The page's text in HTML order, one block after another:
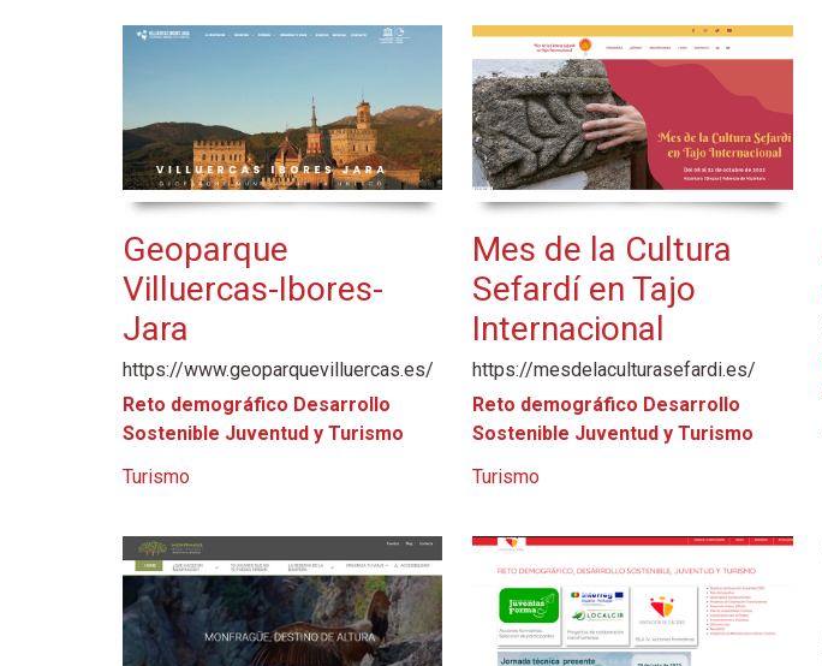
Geoparque
Villuercas-Ibores-
Jara
https://www.geoparquevilluercas.es/
Reto demográfico Desarrollo
Sostenible Juventud y Turismo
Turismo
Mes de la Cultura
Sefardí en Tajo
Internacional
https://mesdelaculturasefardi.es/
Reto demográfico Desarrollo
Sostenible Juventud y Turismo
Turismo